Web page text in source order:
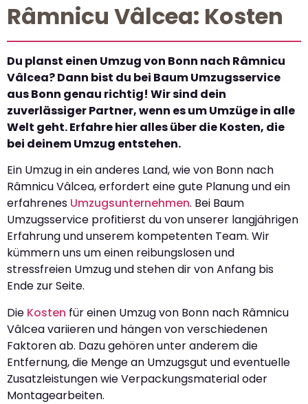
Râmnicu Vâlcea: Kosten
Du planst einen Umzug von Bonn nach Râmnicu
Vâlcea? Dann bist du bei Baum Umzugsservice
aus Bonn genau richtig! Wir sind dein
zuverlässiger Partner, wenn es um Umzüge in alle
Welt geht. Erfahre hier alles über die Kosten, die
bei deinem Umzug entstehen.
Ein Umzug in ein anderes Land, wie von Bonn nach
Râmnicu Vâlcea, erfordert eine gute Planung und ein
erfahrenes Umzugsunternehmen. Bei Baum
Umzugsservice profitierst du von unserer langjährigen
Erfahrung und unserem kompetenten Team. Wir
kümmern uns um einen reibungslosen und
stressfreien Umzug und stehen dir von Anfang bis
Ende zur Seite.
Die Kosten für einen Umzug von Bonn nach Râmnicu
Vâlcea variieren und hängen von verschiedenen
Faktoren ab. Dazu gehören unter anderem die
Entfernung, die Menge an Umzugsgut und eventuelle
Zusatzleistungen wie Verpackungsmaterial oder
Montagearbeiten.